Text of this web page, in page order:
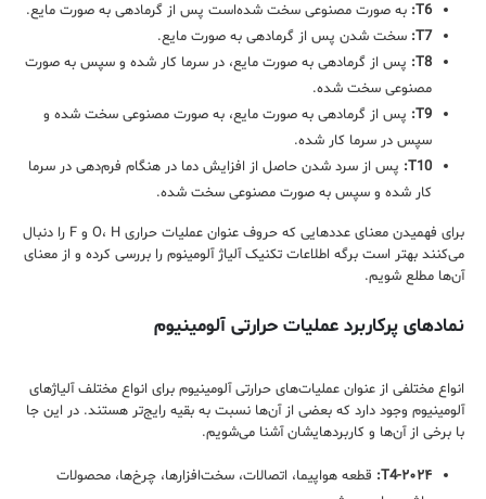
T6: به صورت مصنوعی سخت شده‌است پس از گرمادهی به صورت مایع.
T7: سخت شدن پس از گرمادهی به صورت مایع.
T8: پس از گرمادهی به صورت مایع، در سرما کار شده و سپس به صورت
مصنوعی سخت شده.
T9: پس از گرمادهی به صورت مایع، به صورت مصنوعی سخت شده و
سپس در سرما کار شده.
T10: پس از سرد شدن حاصل از افزایش دما در هنگام فرم‌دهی در سرما
کار شده و سپس به صورت مصنوعی سخت شده.
برای فهمیدن معنای عدد‌هایی که حروف عنوان عملیات حراری O، H و F را دنبال
می‌کنند بهتر است برگه اطلاعات تکنیک آلیاژ آلومینوم را بررسی کرده و از معنای
آن‌ها مطلع شویم.
نمادهای پرکاربرد عملیات حرارتی آلومینیوم
انواع مختلفی از عنوان عملیات‌های حرارتی آلومینیوم برای انواع مختلف آلیاژ‌های
آلومینیوم وجود دارد که بعضی از آن‌ها نسبت به بقیه رایج‌تر هستند. در این جا
با برخی از آن‌ها و کاربرد‌هایشان آشنا می‌شویم.
۲۰۲۴-T4:
قطعه هواپیما، اتصالات، سخت‌افزارها، چرخ‌ها، محصولات